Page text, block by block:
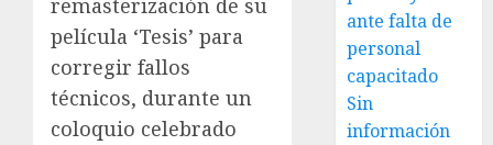
remasterización de su
película ‘Tesis’ para
corregir fallos
técnicos, durante un
coloquio celebrado
ante falta de
personal
capacitado
Sin
información